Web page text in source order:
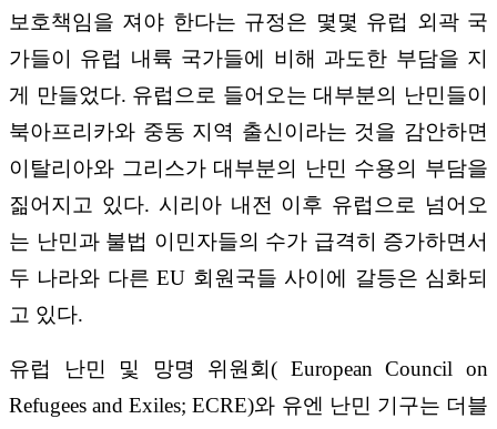
보호책임을 져야 한다는 규정은 몇몇 유럽 외곽 국
가들이 유럽 내륙 국가들에 비해 과도한 부담을 지
게 만들었다. 유럽으로 들어오는 대부분의 난민들이
북아프리카와 중동 지역 출신이라는 것을 감안하면
이탈리아와 그리스가 대부분의 난민 수용의 부담을
짊어지고 있다. 시리아 내전 이후 유럽으로 넘어오
는 난민과 불법 이민자들의 수가 급격히 증가하면서
두 나라와 다른 EU 회원국들 사이에 갈등은 심화되
고 있다.
유럽 난민 및 망명 위원회( European Council on
Refugees and Exiles; ECRE)와 유엔 난민 기구는 더블